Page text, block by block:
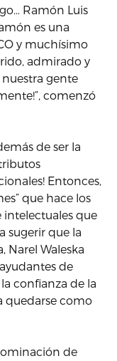
Ramón Luis
es una
y muchísimo
admirado y
gente
comenzó
de ser la
Entonces,
que hace los
intelectuales que
sugerir que la
Narel Waleska
de
confianza de la
quedarse como
de